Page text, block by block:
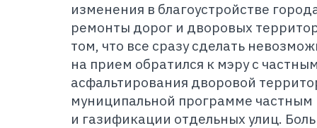
изменения в благоустройстве
ремонты дорог и дворовых
том, что все сразу сделать
на прием обратился к мэру с
асфальтирования дворовой
муниципальной программе
и газификации отдельных улиц.